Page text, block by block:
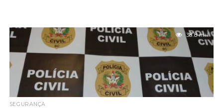
38.8 mil
SEGURANÇA